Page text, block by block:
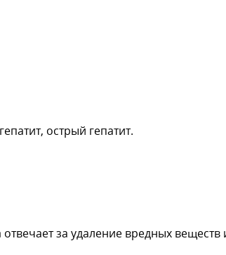
острый гепатит.
за удаление вредных веществ